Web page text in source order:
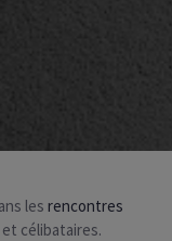
les rencontres
célibataires.